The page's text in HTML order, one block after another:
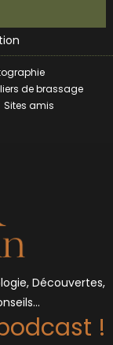
Marseille
de pain ?
de brassage
Sites amis
Découvertes,
!